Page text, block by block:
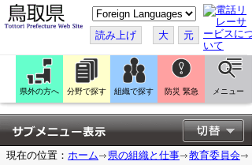
こ
の
ペ
ー
ジ
翻
訳
す
る
読み上げ 大 元
県外の方へ 分野で探す 組織で探す 防災 緊急 メニュー
現在の位置： ホーム 県の組織と仕事
教育委員会